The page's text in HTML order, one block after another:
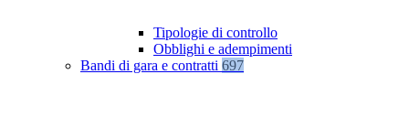
Tipologie di controllo
Obblighi e adempimenti
Bandi di gara e contratti 697